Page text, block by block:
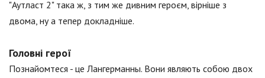
"Аутласт 2" така ж, з тим же дивним героєм, вірніше з
двома, ну а тепер докладніше.
Головні герої
Познайомтеся - це Лангерманны. Вони являють собою двох